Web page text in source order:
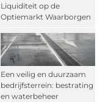
Liquiditeit op de
Optiemarkt Waarborgen
Een veilig en duurzaam
bedrijfsterrein: bestrating
en waterbeheer